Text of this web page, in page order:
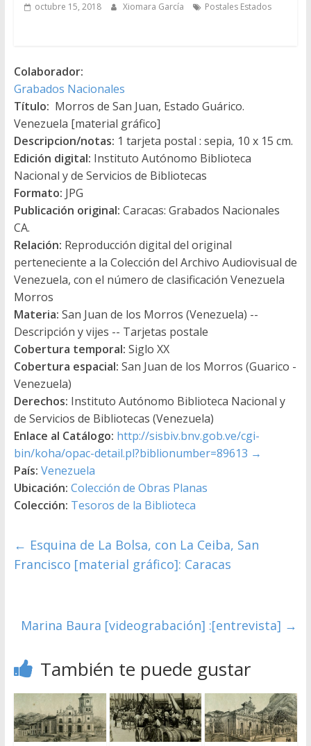
octubre 15, 2018 Xiomara García Postales Estados
Colaborador:
Grabados Nacionales
Título: Morros de San Juan, Estado Guárico.
Venezuela [material gráfico]
Descripcion/notas: 1 tarjeta postal : sepia, 10 x 15 cm.
Edición digital: Instituto Autónomo Biblioteca
Nacional y de Servicios de Bibliotecas
Formato: JPG
Publicación original: Caracas: Grabados Nacionales
CA.
Relación: Reproducción digital del original
perteneciente a la Colección del Archivo Audiovisual de
Venezuela, con el número de clasificación Venezuela
Morros
Materia: San Juan de los Morros (Venezuela) --
Descripción y vijes -- Tarjetas postale
Cobertura temporal: Siglo XX
Cobertura espacial: San Juan de los Morros (Guarico -
Venezuela)
Derechos: Instituto Autónomo Biblioteca Nacional y
de Servicios de Bibliotecas (Venezuela)
Enlace al Catálogo: http://sisbiv.bnv.gob.ve/cgi-
bin/koha/opac-detail.pl?biblionumber=89613 →
País: Venezuela
Ubicación: Colección de Obras Planas
Colección: Tesoros de la Biblioteca
← Esquina de La Bolsa, con La Ceiba, San
Francisco [material gráfico]: Caracas
Marina Baura [videograbación] :[entrevista] →
También te puede gustar